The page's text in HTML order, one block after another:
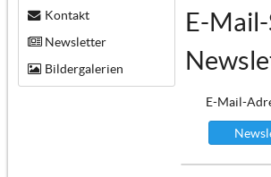
Kontakt
Newsletter
Bildergalerien
E-
E-Mail-